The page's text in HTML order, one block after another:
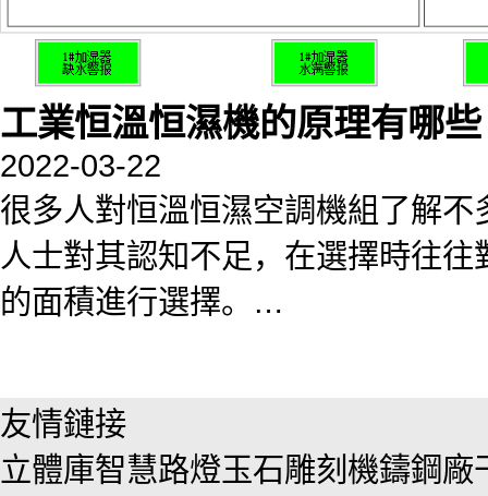
工業恒溫恒濕機的原理有哪些
2022-03-22
很多人對恒溫恒濕空調機組了解
人士對其認知不足，在選擇時往
的面積進行選擇。…
友情鏈接
立體庫智慧路燈玉石雕刻機鑄鋼廠